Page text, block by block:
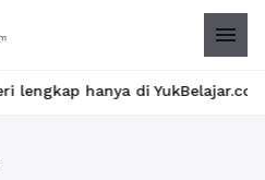
menu
di YukBelajar.com.